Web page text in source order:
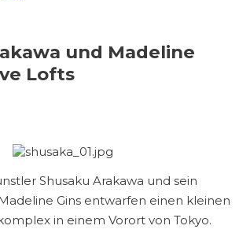
und Madeline
Lofts
Shusaku Arakawa und sein
Gins entwarfen einen kleinen
in einem Vorort von Tokyo.